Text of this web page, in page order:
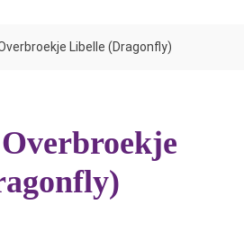
Libelle (Dragonfly)